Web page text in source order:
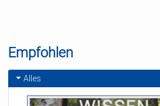
Empfohlen
Alles